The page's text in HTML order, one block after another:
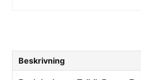
Beskrivning